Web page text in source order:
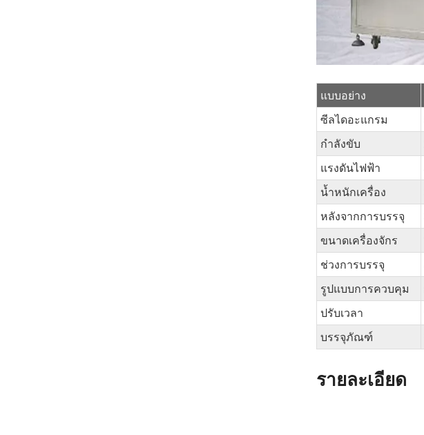
แบบอย่าง
ซีลไดอะแกรม
กำลังขับ
แรงดันไฟฟ้า
น้ำหนักเครื่อง
หลังจากการบรรจุ
ขนาดเครื่องจักร
ช่วงการบรรจุ
รูปแบบการควบคุม
ปรับเวลา
บรรจุภัณฑ์
รายละเอียด